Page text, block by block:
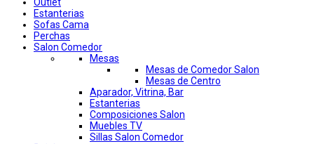
Outlet
Estanterias
Sofas Cama
Perchas
Salon Comedor
Mesas
Mesas de Comedor Salon
Mesas de Centro
Aparador, Vitrina, Bar
Estanterias
Composiciones Salon
Muebles TV
Sillas Salon Comedor